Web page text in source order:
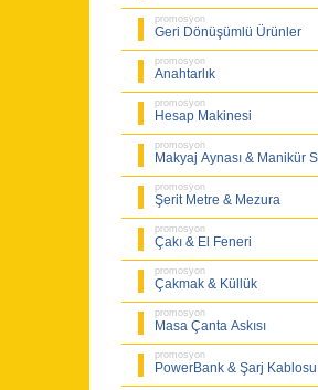
promosyon
Geri Dönüşümlü Ürünler
promosyon
Anahtarlık
promosyon
Hesap Makinesi
promosyon
Makyaj Aynası & Manikür
promosyon
Şerit Metre & Mezura
promosyon
Çakı & El Feneri
promosyon
Çakmak & Küllük
promosyon
Masa Çanta Askısı
promosyon
PowerBank & Şarj Kablosu